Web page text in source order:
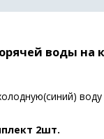
воды на
2шт.